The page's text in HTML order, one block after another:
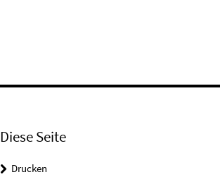
Diese Seite
Drucken